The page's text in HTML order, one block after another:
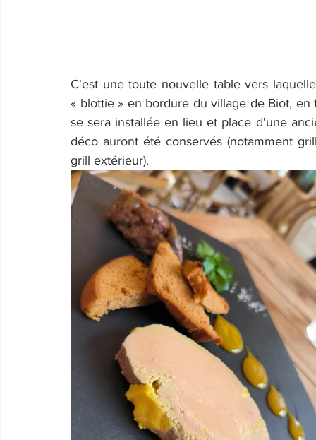
C'est une toute nouvelle table vers
« blottie » en bordure du village de Biot,
se sera installée en lieu et place d'une
déco auront été conservés (notamment
grill extérieur).